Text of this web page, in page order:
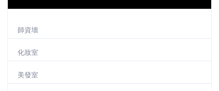
師資墻
化妝室
美發室